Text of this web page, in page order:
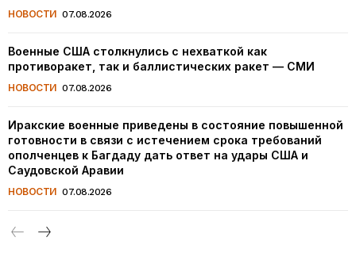
НОВОСТИ 07.08.2026
Военные США столкнулись с нехваткой как
противоракет, так и баллистических ракет — СМИ
НОВОСТИ 07.08.2026
Иракские военные приведены в состояние повышенной
готовности в связи с истечением срока требований
ополченцев к Багдаду дать ответ на удары США и
Саудовской Аравии
НОВОСТИ 07.08.2026